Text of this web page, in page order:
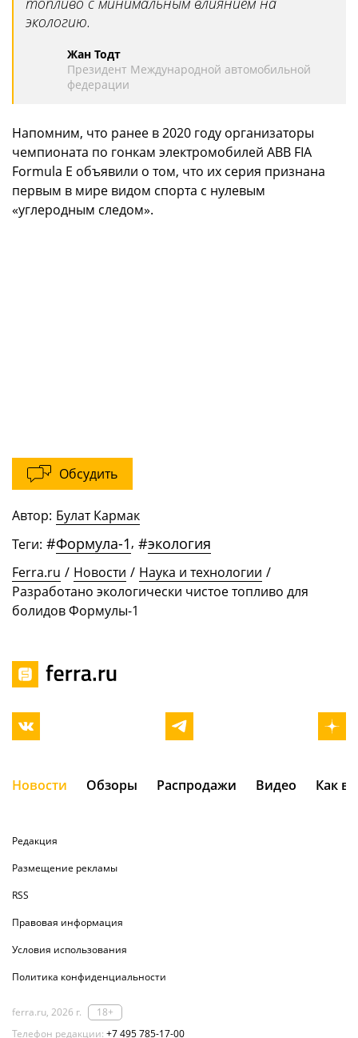
экологию.
Жан Тодт
Президент Международной автомобильной
федерации
Напомним, что ранее в 2020 году организаторы
чемпионата по гонкам электромобилей ABB FIA
Formula E объявили о том, что их серия признана
первым в мире видом спорта с нулевым
«углеродным следом».
Обсудить
Автор: Булат Кармак
Теги: #Формула-1, #экология
Ferra.ru / Новости / Наука и технологии /
Разработано экологически чистое топливо для
болидов Формулы-1
Новости Обзоры Распродажи Видео Как
Редакция
Размещение рекламы
RSS
Правовая информация
Условия использования
Политика конфиденциальности
ferra.ru, 2026 г.
18+
Телефон редакции: +7 495 785-17-00